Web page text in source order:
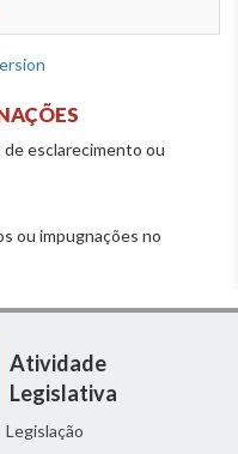
de esclarecimento ou
ou impugnações no
Atividade
Legislativa
Legislação